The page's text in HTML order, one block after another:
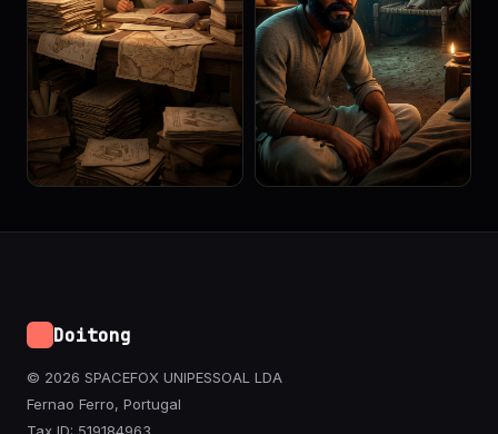
Doitong
© 2026 SPACEFOX UNIPESSOAL LDA
Fernao Ferro, Portugal